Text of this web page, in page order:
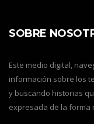
SOBRE
Este medio digital,
información sobre los
y buscando historias
expresada de la forma